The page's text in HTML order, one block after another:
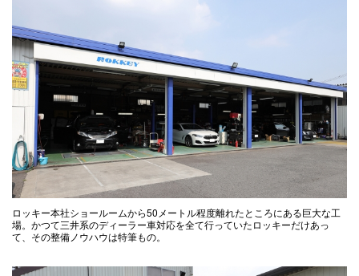
ロッキー本社ショールームから50メートル程度離れたところにある巨大な工
場。かつて三井系のディーラー車対応を全て行っていたロッキーだけあっ
て、その整備ノウハウは特筆もの。